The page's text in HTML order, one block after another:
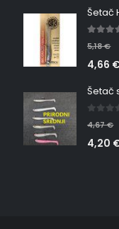
5,18€
4,66
4,67€
4,20